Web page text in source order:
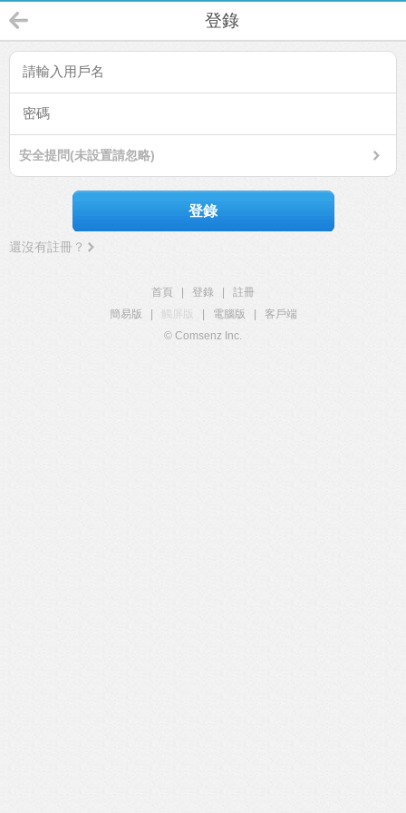
登錄
安全提問(未設置請忽略)
登錄
還沒有註冊？
首頁 登錄
註冊
簡易版
觸屏版 電腦版
客戶端
© Comsenz Inc.